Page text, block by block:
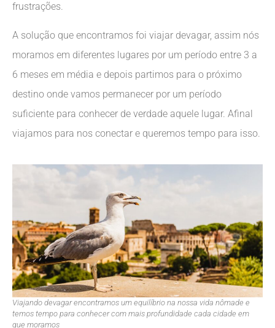
frustrações.
A solução que encontramos foi viajar devagar, assim nós
moramos em diferentes lugares por um período entre 3 a
6 meses em média e depois partimos para o próximo
destino onde vamos permanecer por um período
suficiente para conhecer de verdade aquele lugar. Afinal
viajamos para nos conectar e queremos tempo para isso.
Viajando devagar encontramos um equilíbrio na nossa vida nômade e
temos tempo para conhecer com mais profundidade cada cidade em
que moramos